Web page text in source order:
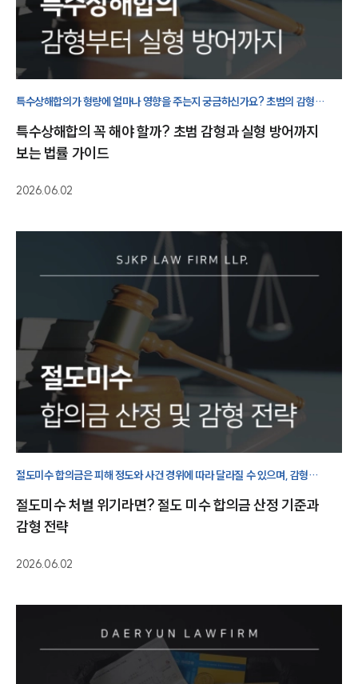
특수상해합의가 형량에 얼마나 영향을 주는지 궁금하신가요? 초범의 감형
정리합니다.
특수상해합의 꼭 해야 할까? 초범 감형과 실형 방어까지
보는 법률 가이드
2026.06.02
절도미수 합의금은 피해 정도와 사건 경위에 따라 달라질 수 있으며, 감형
절도미수 처벌 위기라면? 절도 미수 합의금 산정 기준과
감형 전략
2026.06.02